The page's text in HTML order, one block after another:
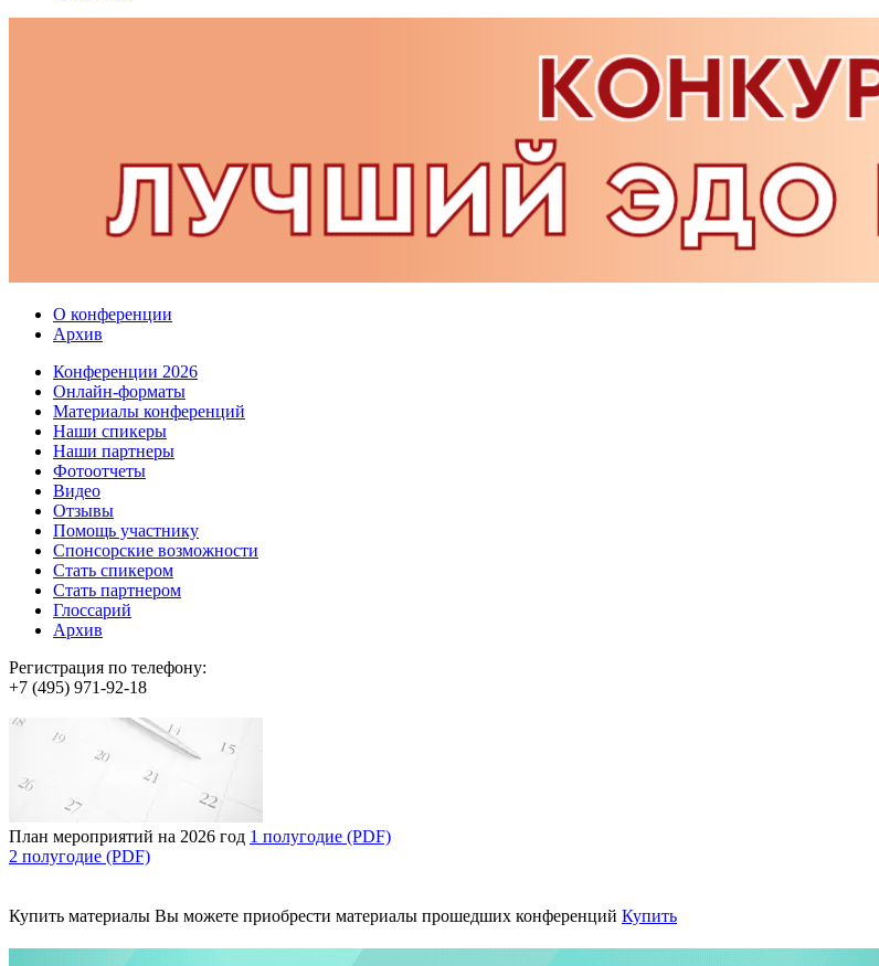
О конференции
Архив
Конференции 2026
Онлайн-форматы
Материалы конференций
Наши спикеры
Наши партнеры
Фотоотчеты
Видео
Отзывы
Помощь участнику
Спонсорские возможности
Стать спикером
Стать партнером
Глоссарий
Архив
Регистрация по телефону:
+7 (495) 971-92-18
План мероприятий на 2026 год 1 полугодие (PDF)
2 полугодие (PDF)
Купить материалы Вы можете приобрести материалы прошедших конференций Купить